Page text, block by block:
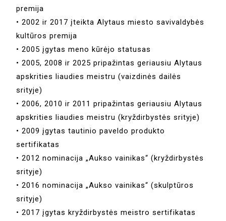
premija
• 2002 ir 2017 įteikta Alytaus miesto savivaldybės
kultūros premija
• 2005 įgytas meno kūrėjo statusas
• 2005, 2008 ir 2025 pripažintas geriausiu Alytaus
apskrities liaudies meistru (vaizdinės dailės
srityje)
• 2006, 2010 ir 2011 pripažintas geriausiu Alytaus
apskrities liaudies meistru (kryždirbystės srityje)
• 2009 įgytas tautinio paveldo produkto
sertifikatas
• 2012 nominacija „Aukso vainikas“ (kryždirbystės
srityje)
• 2016 nominacija „Aukso vainikas“ (skulptūros
srityje)
• 2017 įgytas kryždirbystės meistro sertifikatas